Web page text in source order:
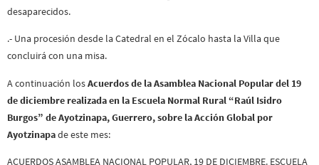
desaparecidos.
.- Una procesión desde la Catedral en el Zócalo hasta la Villa que
concluirá con una misa.
A continuación losAcuerdos de la Asamblea Nacional Popular del 19
de diciembre realizada en la Escuela Normal Rural “Raúl Isidro
Burgos” de Ayotzinapa, Guerrero, sobre la Acción Global por
Ayotzinapade este mes:
ACUERDOS ASAMBLEA NACIONAL POPULAR, 19 DE DICIEMBRE. ESCUELA